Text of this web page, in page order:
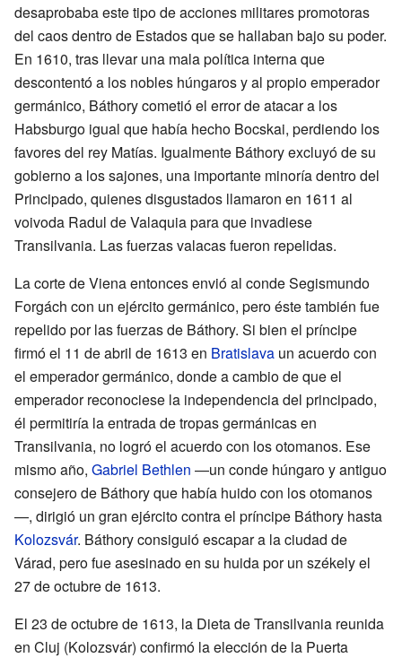
desaprobaba este tipo de acciones militares promotoras
del caos dentro de Estados que se hallaban bajo su poder.
En 1610, tras llevar una mala política interna que
descontentó a los nobles húngaros y al propio emperador
germánico, Báthory cometió el error de atacar a los
Habsburgo igual que había hecho Bocskai, perdiendo los
favores del rey Matías. Igualmente Báthory excluyó de su
gobierno a los sajones, una importante minoría dentro del
Principado, quienes disgustados llamaron en 1611 al
voivoda Radul de Valaquia para que invadiese
Transilvania. Las fuerzas valacas fueron repelidas.
La corte de Viena entonces envió al conde Segismundo
Forgách con un ejército germánico, pero éste también fue
repelido por las fuerzas de Báthory. Si bien el príncipe
firmó el 11 de abril de 1613 en Bratislava un acuerdo con
el emperador germánico, donde a cambio de que el
emperador reconociese la independencia del principado,
él permitiría la entrada de tropas germánicas en
Transilvania, no logró el acuerdo con los otomanos. Ese
mismo año, Gabriel Bethlen —un conde húngaro y antiguo
consejero de Báthory que había huido con los otomanos
—, dirigió un gran ejército contra el príncipe Báthory hasta
Kolozsvár. Báthory consiguió escapar a la ciudad de
Várad, pero fue asesinado en su huida por un székely el
27 de octubre de 1613.
El 23 de octubre de 1613, la Dieta de Transilvania reunida
en Cluj (Kolozsvár) confirmó la elección de la Puerta